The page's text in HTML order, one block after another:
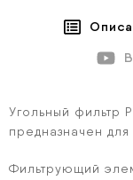
Угольный фильтр
предназначен для
Фильтрующий